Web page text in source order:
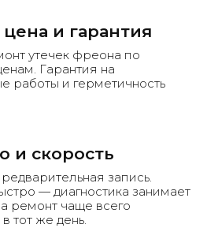
и гарантия
утечек фреона по
Гарантия на
работы и герметичность
и скорость
запись.
— диагностика занимает
а ремонт чаще всего
тот же день.
работ